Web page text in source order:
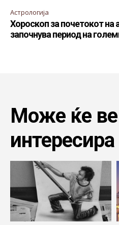
Астрологија
Хороскоп за почетокот на
започнува период на
Може ќе ве
интересира